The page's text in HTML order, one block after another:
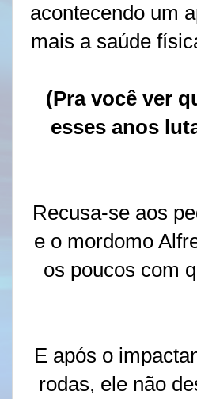
acontecendo um
mais a saúde
(Pra você ver
esses anos
Recusa-se aos
e o mordomo
os poucos com
E após o
rodas, ele não